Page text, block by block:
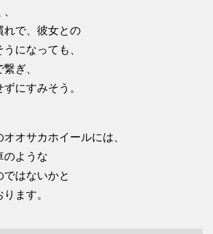
れで、彼女との
になっても、
ぎ、
にすみそう。
オサカホイールには、
のような
はないかと
ます。